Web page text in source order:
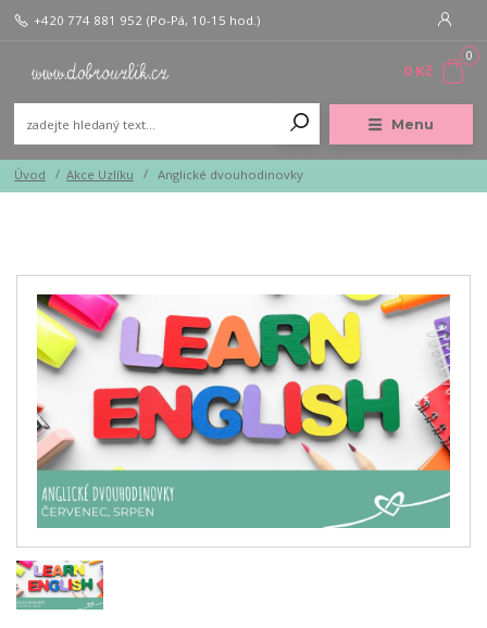
Menu
+420 774 881 952 (Po-Pá, 10-15 hod.)
0
0 Kč
Úvod Akce Uzlíku Anglické dvouhodinovky